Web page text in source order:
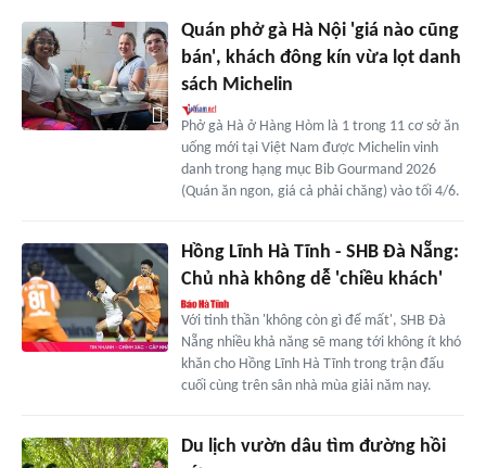
Quán phở gà Hà Nội 'giá nào cũng
bán', khách đông kín vừa lọt danh
sách Michelin
Phở gà Hà ở Hàng Hòm là 1 trong 11 cơ sở ăn
uống mới tại Việt Nam được Michelin vinh
danh trong hạng mục Bib Gourmand 2026
(Quán ăn ngon, giá cả phải chăng) vào tối 4/6.
Hồng Lĩnh Hà Tĩnh - SHB Đà Nẵng:
Chủ nhà không dễ 'chiều khách'
Với tinh thần 'không còn gì để mất', SHB Đà
Nẵng nhiều khả năng sẽ mang tới không ít khó
khăn cho Hồng Lĩnh Hà Tĩnh trong trận đấu
cuối cùng trên sân nhà mùa giải năm nay.
Du lịch vườn dâu tìm đường hồi